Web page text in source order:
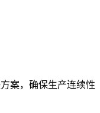
案，确保生产连续性